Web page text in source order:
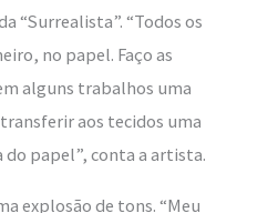
“Surrealista”. “Todos os
no papel. Faço as
alguns trabalhos uma
aos tecidos uma
papel”, conta a artista.
explosão de tons. “Meu